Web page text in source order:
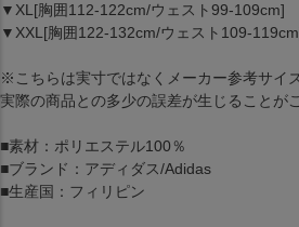
▼XL[胸囲112-122cm/ウェスト99-109cm]
▼XXL[胸囲122-132cm/ウェスト109-
※こちらは実寸ではなくメーカー参考サイズ
実際の商品との多少の誤差が生じることが
■素材：ポリエステル100％
■ブランド：アディダス/Adidas
■生産国：フィリピン